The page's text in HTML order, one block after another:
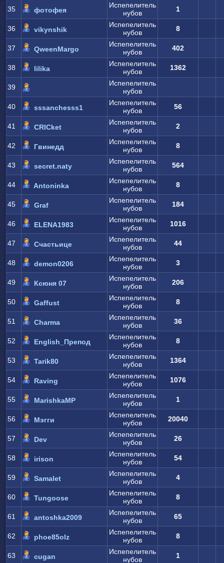
35
фотофея
Испепелитель
нубов
1
36 vikynshik
Испепелитель
нубов
8
37 QweenMargo
Испепелитель
нубов
402
38 lilika
Испепелитель
нубов
1362
39
Испепелитель
нубов
40
sssanchesss1
Испепелитель
нубов
56
41 CRICket
Испепелитель
нубов
2
42 Гвинедд
Испепелитель
нубов
8
43 secret.naty
Испепелитель
нубов
564
44 Antoninka
Испепелитель
нубов
8
45 Graf
Испепелитель
нубов
184
46 ELENA1983
Испепелитель
нубов
1016
47 Счастьице
Испепелитель
нубов
44
48 demon0206
Испепелитель
нубов
3
49 Ксюня 07
Испепелитель
нубов
206
50 Gaffust
Испепелитель
нубов
8
51 Charma
Испепелитель
нубов
36
52 English_Препод
Испепелитель
нубов
8
53 Tarik80
Испепелитель
нубов
1364
54 Raving
Испепелитель
нубов
1076
55 MarishkaMP
Испепелитель
нубов
1
56 Мэгги
Испепелитель
нубов
20040
57 Dev
Испепелитель
нубов
26
58 irison
Испепелитель
нубов
54
59 Samalet
Испепелитель
нубов
4
60 Tungoose
Испепелитель
нубов
8
61 antoshka2009
Испепелитель
нубов
65
62 phoe85olz
Испепелитель
нубов
8
63 cugan
Испепелитель
нубов
1